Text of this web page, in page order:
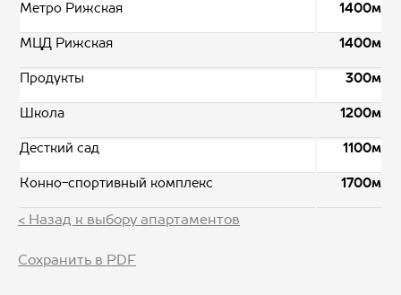
Метро Рижская 1400м
МЦД Рижская 1400м
Продукты 300м
Школа 1200м
Десткий сад 1100м
Конно-спортивный комплекс 1700м
< Назад к выбору апартаментов
Сохранить в PDF